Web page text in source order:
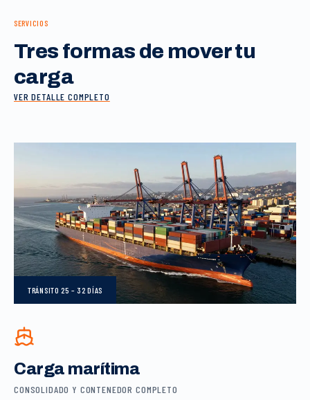
SERVICIOS
Tres formas de mover tu
carga
VER DETALLE COMPLETO
TRÁNSITO 25 – 32 DÍAS
Carga marítima
CONSOLIDADO Y CONTENEDOR COMPLETO